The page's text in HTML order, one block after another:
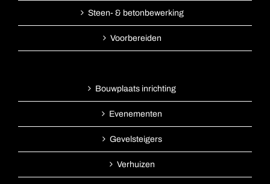
Steen- & betonbewerking
Voorbereiden
Bouwplaats inrichting
Evenementen
Gevelsteigers
Verhuizen